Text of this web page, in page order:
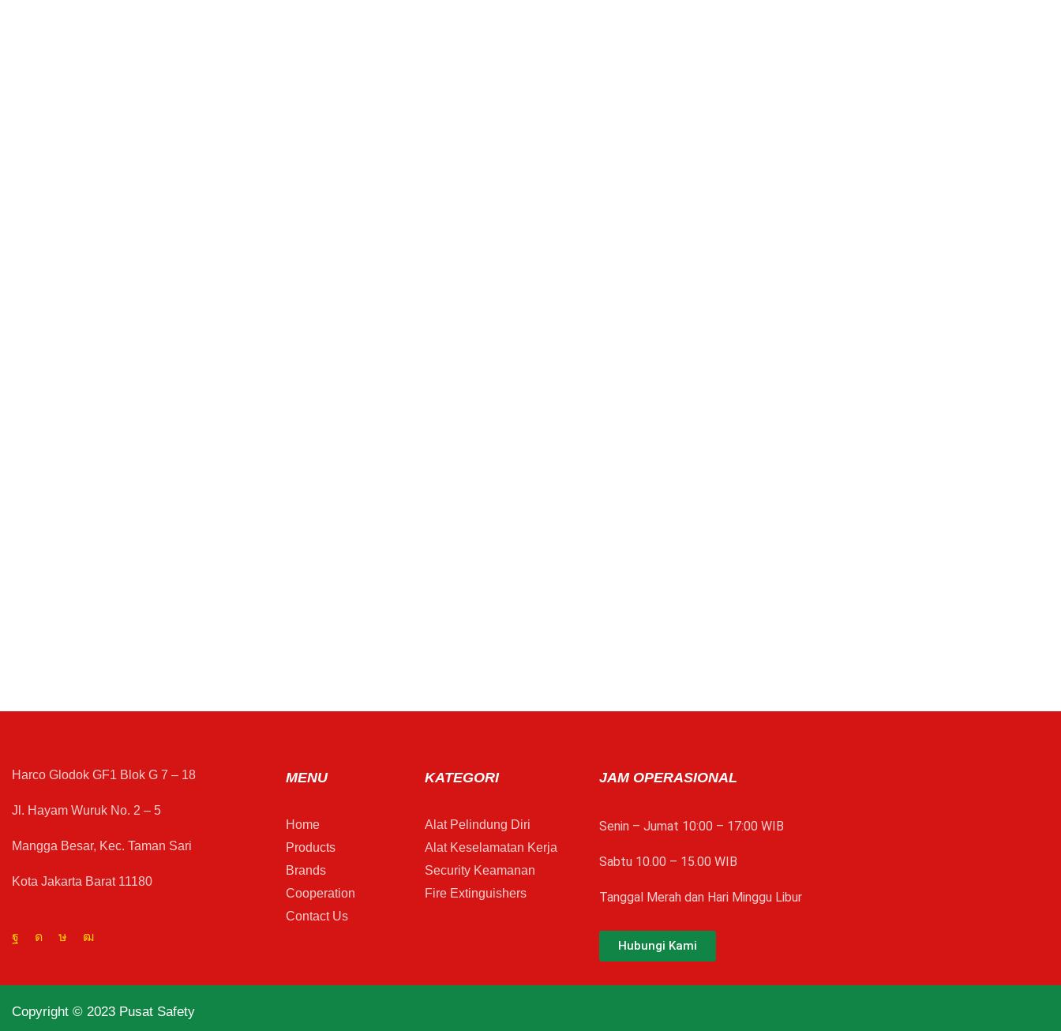
Harco Glodok GF1 Blok G 7 – 18
Jl. Hayam Wuruk No. 2 – 5
Mangga Besar, Kec. Taman Sari
Kota Jakarta Barat 11180
MENU
Home
Products
Brands
Cooperation
Contact Us
KATEGORI
Alat Pelindung Diri
Alat Keselamatan Kerja
Security Keamanan
Fire Extinguishers
JAM OPERASIONAL
Senin – Jumat 10:00 – 17:00 WIB
Sabtu 10.00 – 15.00 WIB
Tanggal Merah dan Hari Minggu Libur
Hubungi Kami
Copyright © 2023 Pusat Safety